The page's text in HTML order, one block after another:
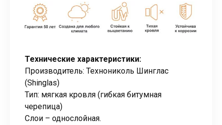
Технические характеристики:
Производитель: Технониколь Шинглас
(Shinglas)
Тип: мягкая кровля (гибкая битумная
черепица)
Слои – однослойная.